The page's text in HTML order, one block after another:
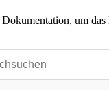
um das